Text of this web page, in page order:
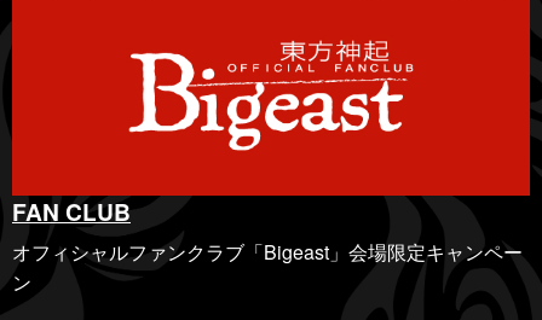
FAN CLUB
オフィシャルファンクラブ「Bigeast」会場限定キャンペー
ン